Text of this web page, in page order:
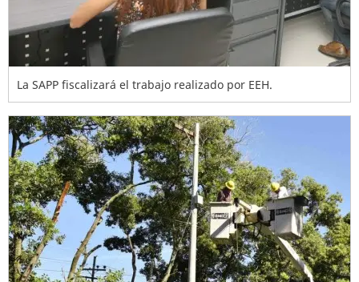
La SAPP fiscalizará el trabajo realizado por EEH.